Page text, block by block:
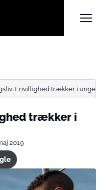
Frivillighed trækker i unge
trækker i
2019